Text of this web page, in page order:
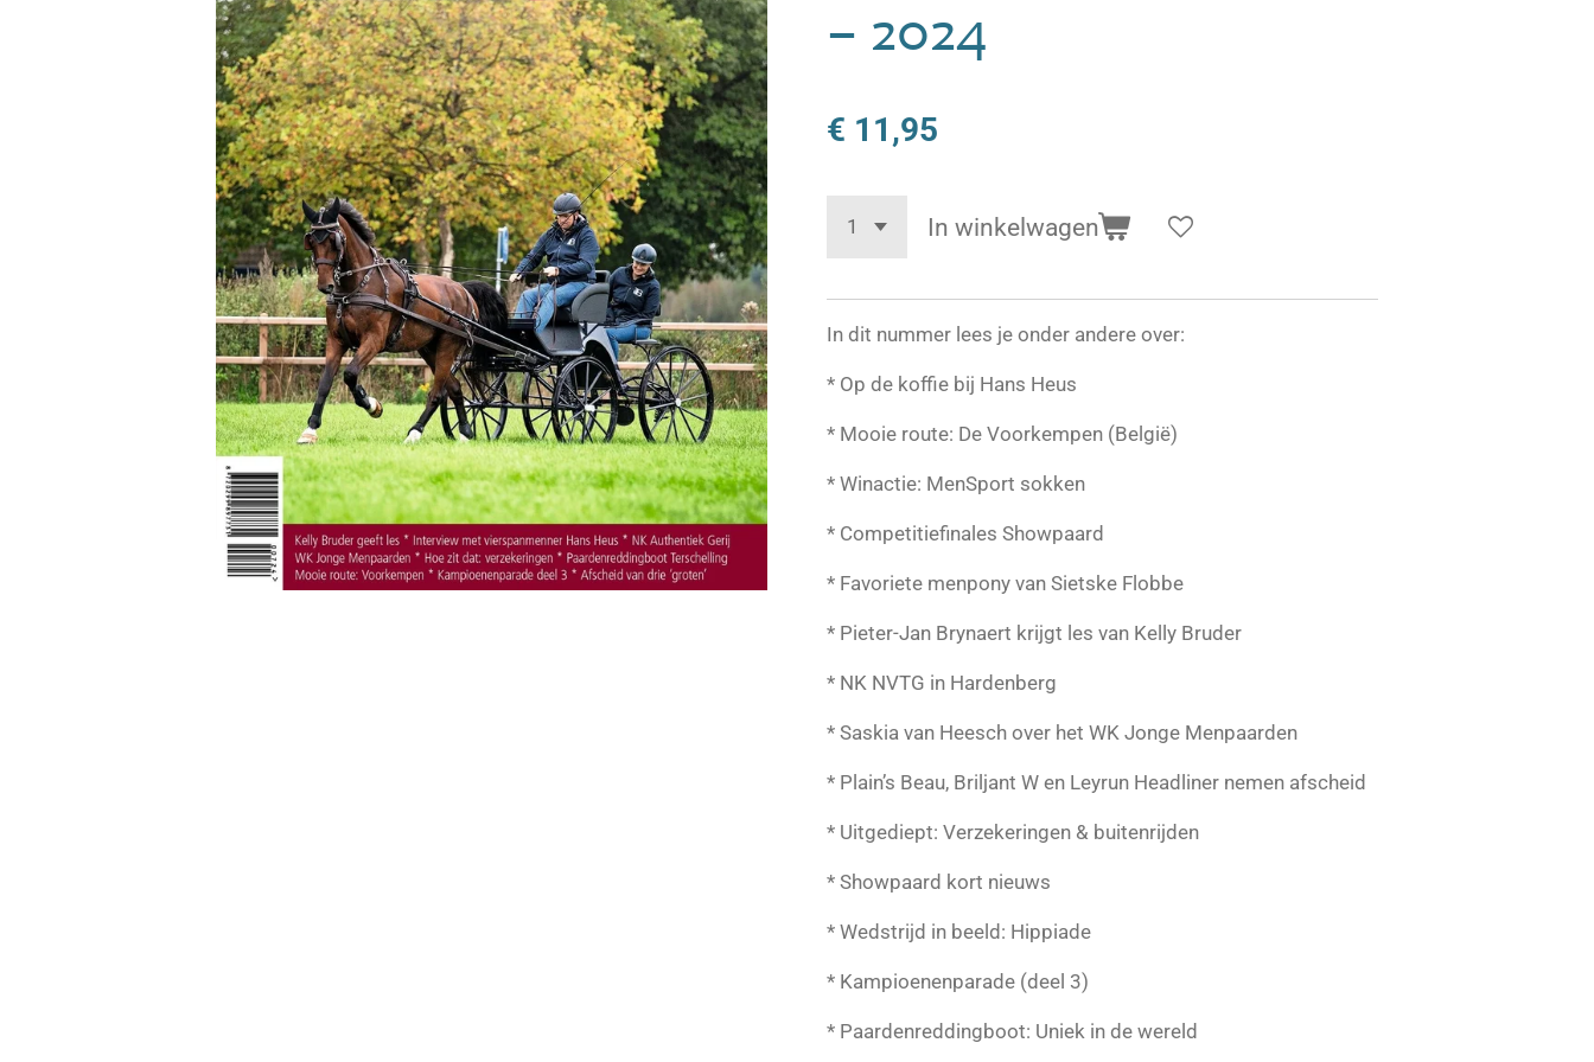
– 2024
€ 11,95
In winkelwagen
In dit nummer lees je onder andere over:
* Op de koffie bij Hans Heus
* Mooie route: De Voorkempen (België)
* Winactie: MenSport sokken
* Competitiefinales Showpaard
* Favoriete menpony van Sietske Flobbe
* Pieter-Jan Brynaert krijgt les van Kelly Bruder
* NK NVTG in Hardenberg
* Saskia van Heesch over het WK Jonge Menpaarden
* Plain’s Beau, Briljant W en Leyrun Headliner nemen afscheid
* Uitgediept: Verzekeringen & buitenrijden
* Showpaard kort nieuws
* Wedstrijd in beeld: Hippiade
* Kampioenenparade (deel 3)
* Paardenreddingboot: Uniek in de wereld